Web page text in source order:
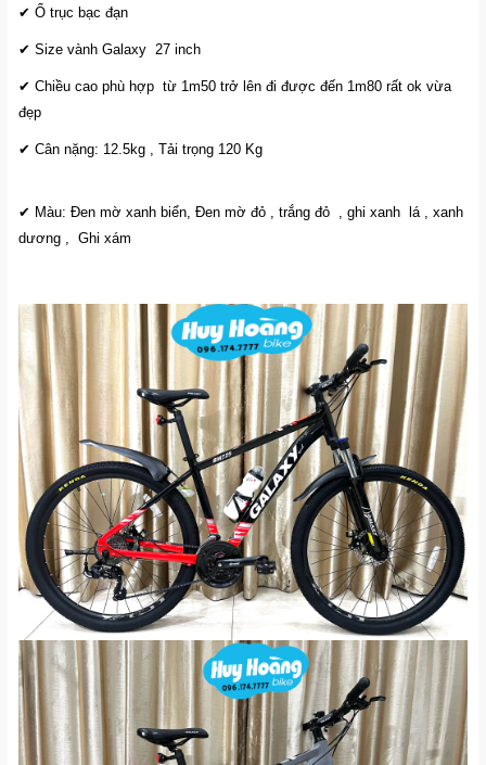
✔ Ổ trục bạc đạn
✔ Size vành Galaxy 27 inch
✔ Chiều cao phù hợp từ 1m50 trở lên đi được đến 1m80 rất ok vừa
đẹp
✔ Cân nặng: 12.5kg , Tải trọng 120 Kg
✔ Màu: Đen mờ xanh biển, Đen mờ đỏ , trắng đỏ , ghi xanh lá , xanh
dương , Ghi xám